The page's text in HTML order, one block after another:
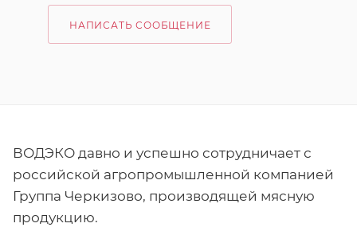
НАПИСАТЬ СООБЩЕНИЕ
ВОДЭКО давно и успешно сотрудничает с
российской агропромышленной компанией
Группа Черкизово, производящей мясную
продукцию.